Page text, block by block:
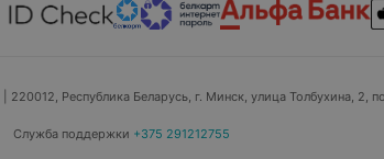
| 220012, Республика Беларусь, г. Минск, улица Толбухина, 2,
Служба поддержки +375 291212755